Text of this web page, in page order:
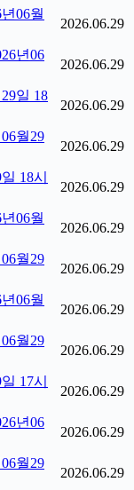
06월
2026.06.29
년06
2026.06.29
일 18
2026.06.29
월29
2026.06.29
18시
2026.06.29
06월
2026.06.29
월29
2026.06.29
06월
2026.06.29
월29
2026.06.29
17시
2026.06.29
년06
2026.06.29
월29
2026.06.29